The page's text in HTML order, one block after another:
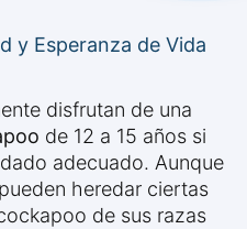
y Esperanza de Vida
disfrutan de una
de 12 a 15 años si
adecuado. Aunque
heredar ciertas
de sus razas